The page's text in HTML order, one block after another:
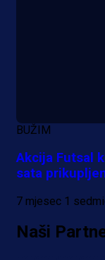
Da li
BUŽIM
Akcija Futsal
sata
7 mjesec 1
Naši